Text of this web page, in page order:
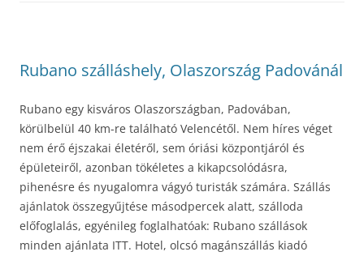
Rubano szálláshely, Olaszország Padovánál
Rubano egy kisváros Olaszországban, Padovában,
körülbelül 40 km-re található Velencétől. Nem híres véget
nem érő éjszakai életéről, sem óriási központjáról és
épületeiről, azonban tökéletes a kikapcsolódásra,
pihenésre és nyugalomra vágyó turisták számára. Szállás
ajánlatok összegyűjtése másodpercek alatt, szálloda
előfoglalás, egyénileg foglalhatóak: Rubano szállások
minden ajánlata ITT. Hotel, olcsó magánszállás kiadó